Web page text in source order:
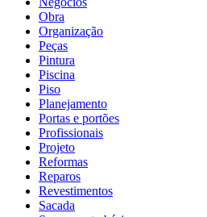
Obra
Organização
Peças
Pintura
Piscina
Piso
Planejamento
Portas e portões
Profissionais
Projeto
Reformas
Reparos
Revestimentos
Sacada